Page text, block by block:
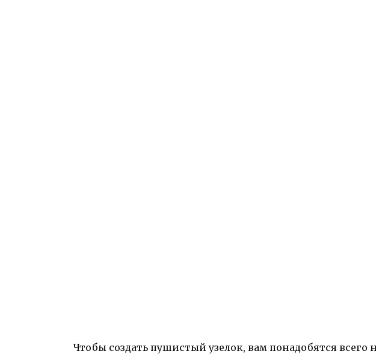
Чтобы создать пушистый узелок, вам понадобятся всего